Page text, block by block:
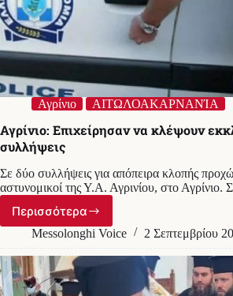
Αγρίνιο ΑΙΤΩΛΟΑΚΑΡΝΑΝΊΑ
Αγρίνιο: Επιχείρησαν να κλέψουν
συλλήψεις
Σε δύο συλλήψεις για απόπειρα κλοπής
αστυνομικοί της Υ.Α. Αγρινίου, στο
Περισσότερα
Αγρίνιο:
Επιχείρησαν
κλέψουν
εκκλησία
–
Messolonghi Voice 2 Σεπτεμβρίου